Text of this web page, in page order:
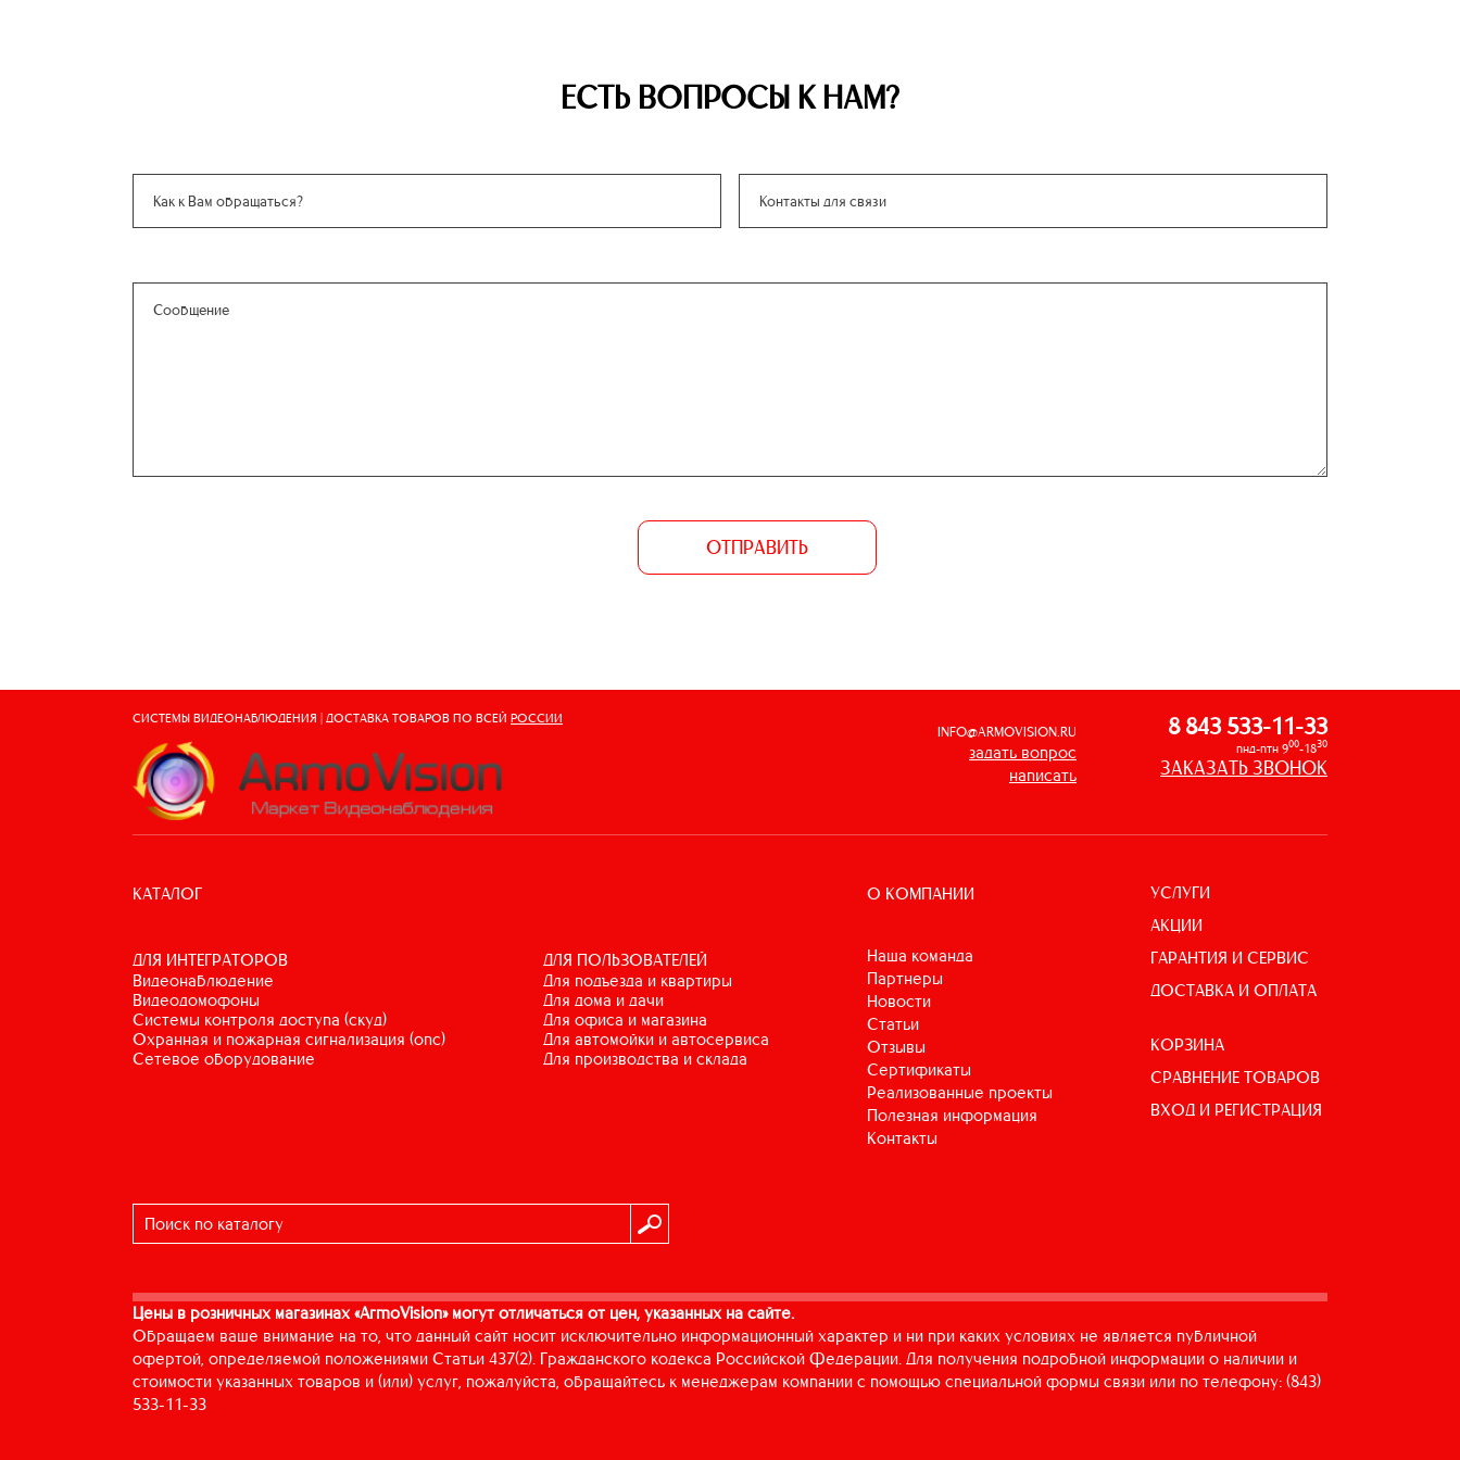
ЕСТЬ ВОПРОСЫ К НАМ?
ОТПРАВИТЬ
СИСТЕМЫ ВИДЕОНАБЛЮДЕНИЯ | ДОСТАВКА ТОВАРОВ ПО ВСЕЙ РОССИИ
INFO@ARMOVISION.RU
задать вопрос
написать
8 843 533-11-33
пнд-птн 900-1830
ЗАКАЗАТЬ ЗВОНОК
КАТАЛОГ
ДЛЯ ИНТЕГРАТОРОВ
видеонаблюдение
видеодомофоны
системы контроля доступа (скуд)
охранная и пожарная сигнализация (опс)
сетевое оборудование
ДЛЯ ПОЛЬЗОВАТЕЛЕЙ
для подъезда и квартиры
для дома и дачи
для офиса и магазина
для автомойки и автосервиса
для производства и склада
О КОМПАНИИ
Наша команда
Партнеры
Новости
Статьи
Отзывы
Сертификаты
Реализованные проекты
Полезная информация
Контакты
УСЛУГИ
АКЦИИ
ГАРАНТИЯ И СЕРВИС
ДОСТАВКА И ОПЛАТА
КОРЗИНА
СРАВНЕНИЕ ТОВАРОВ
ВХОД И РЕГИСТРАЦИЯ
Цены в розничных магазинах «ArmoVision» могут отличаться от цен, указанных на сайте.
Обращаем ваше внимание на то, что данный сайт носит исключительно информационный характер и ни при каких условиях не является публичной
офертой, определяемой положениями Статьи 437(2). Гражданского кодекса Российской Федерации. Для получения подробной информации о наличии и
стоимости указанных товаров и (или) услуг, пожалуйста, обращайтесь к менеджерам компании с помощью специальной формы связи или по телефону: (843)
533-11-33